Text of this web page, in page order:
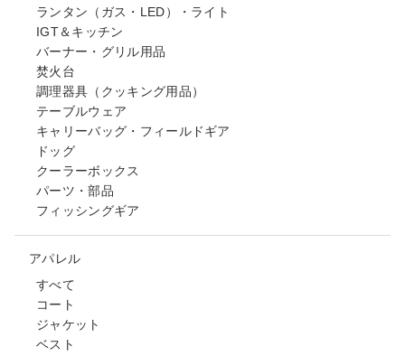
ランタン（ガス・LED）・ライト
IGT＆キッチン
バーナー・グリル用品
焚火台
調理器具（クッキング用品）
テーブルウェア
キャリーバッグ・フィールドギア
ドッグ
クーラーボックス
パーツ・部品
フィッシングギア
アパレル
すべて
コート
ジャケット
ベスト